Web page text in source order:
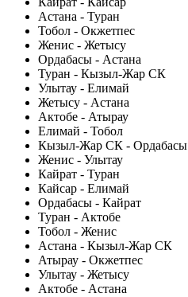
Астана - Туран
Тобол - Окжетпес
Женис - Жетысу
Ордабасы - Астана
Туран - Кызыл-Жар СК
Улытау - Елимай
Жетысу - Астана
Актобе - Атырау
Елимай - Тобол
Кызыл-Жар СК - Ордабасы
Женис - Улытау
Кайрат - Туран
Кайсар - Елимай
Ордабасы - Кайрат
Туран - Актобе
Тобол - Женис
Астана - Кызыл-Жар СК
Атырау - Окжетпес
Улытау - Жетысу
Актобе - Астана